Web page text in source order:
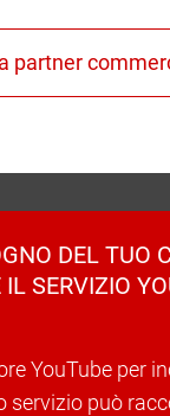
DEL TUO
IL SERVIZIO
YouTube per
servizio può